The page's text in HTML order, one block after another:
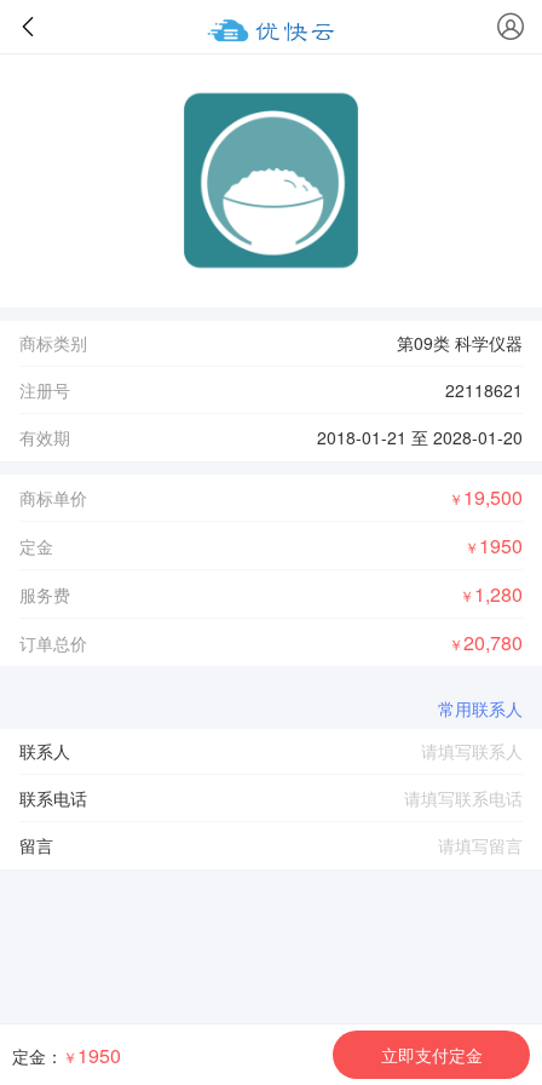
商标类别
第09类 科学仪器
注册号
22118621
有效期
2018-01-21 至 2028-01-20
商标单价 ￥ 19,500
定金 ￥ 1950
服务费 ￥ 1,280
订单总价 ￥20,780
常用联系人
联系人
联系电话
留言
定金： ￥ 1950 立即支付定金